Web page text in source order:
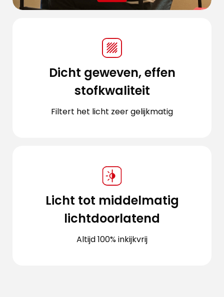
Dicht geweven, effen
stofkwaliteit
Filtert het licht zeer gelijkmatig
Licht tot middelmatig
lichtdoorlatend
Altijd 100% inkijkvrij